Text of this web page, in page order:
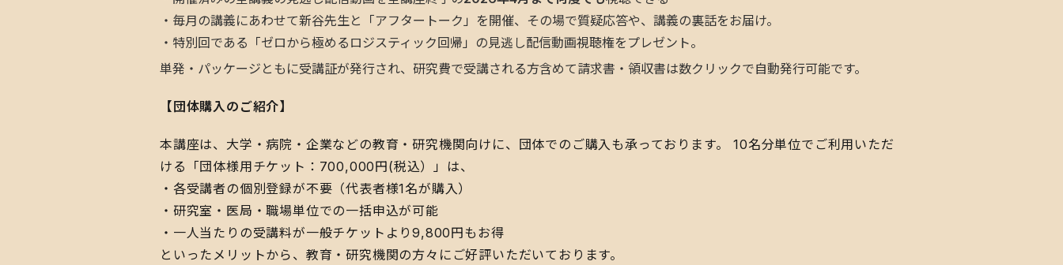
・毎月の講義にあわせて新谷先生と「アフタートーク」を開催、その場で質疑応答や、講義の裏話をお届け。
・特別回である「ゼロから極めるロジスティック回帰」の見逃し配信動画視聴権をプレゼント。
​単発・パッケージともに受講証が発行され、研究費で受講される方含めて請求書・領収書は数クリックで自動発行可能です。
【団体購入のご紹介】
本講座は、大学・病院・企業などの教育・研究機関向けに、団体でのご購入も承っております。 10名分単位でご利用いただ
ける「団体様用チケット：700,000円(税込）」は、
・各受講者の個別登録が不要（代表者様1名が購入）
・研究室・医局・職場単位での一括申込が可能
・一人当たりの受講料が一般チケットより9,800円もお得
といったメリットから、教育・研究機関の方々にご好評いただいております。